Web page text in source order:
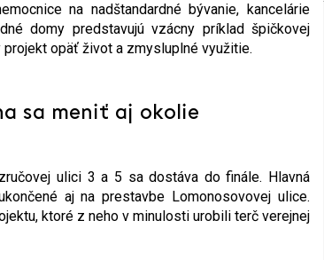
na nadštandardné bývanie, kancelárie
domy predstavujú vzácny príklad špičkovej
opäť život a zmysluplné využitie.
sa meniť aj okolie
ulici 3 a 5 sa dostáva do finále. Hlavná
aj na prestavbe Lomonosovovej ulice.
ktoré z neho v minulosti urobili terč verejnej